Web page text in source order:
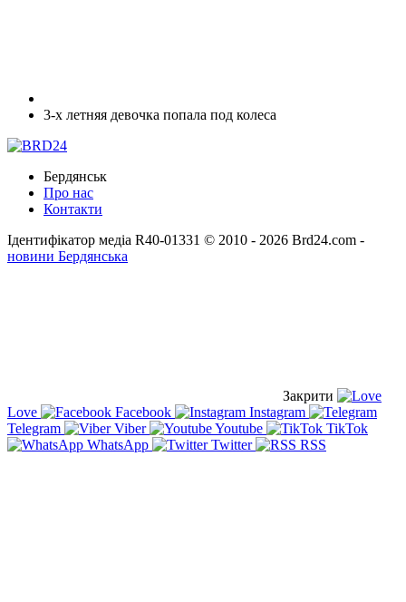
3-х летняя девочка попала под колеса
Бердянськ
Про нас
Контакти
Ідентифікатор медіа R40-01331 © 2010 - 2026 Brd24.com -
новини Бердянська
Закрити
Love
Facebook
Instagram
Telegram
Viber Youtube
TikTok
WhatsApp
Twitter RSS